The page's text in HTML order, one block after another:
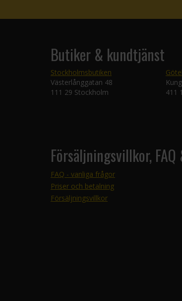
Butiker & kundtjänst
Stockholmsbutiken
Västerlånggatan 48
111 29 Stockholm
411
Försäljningsvillkor,
FAQ - vanliga frågor
Priser och betalning
Försäljningsvillkor